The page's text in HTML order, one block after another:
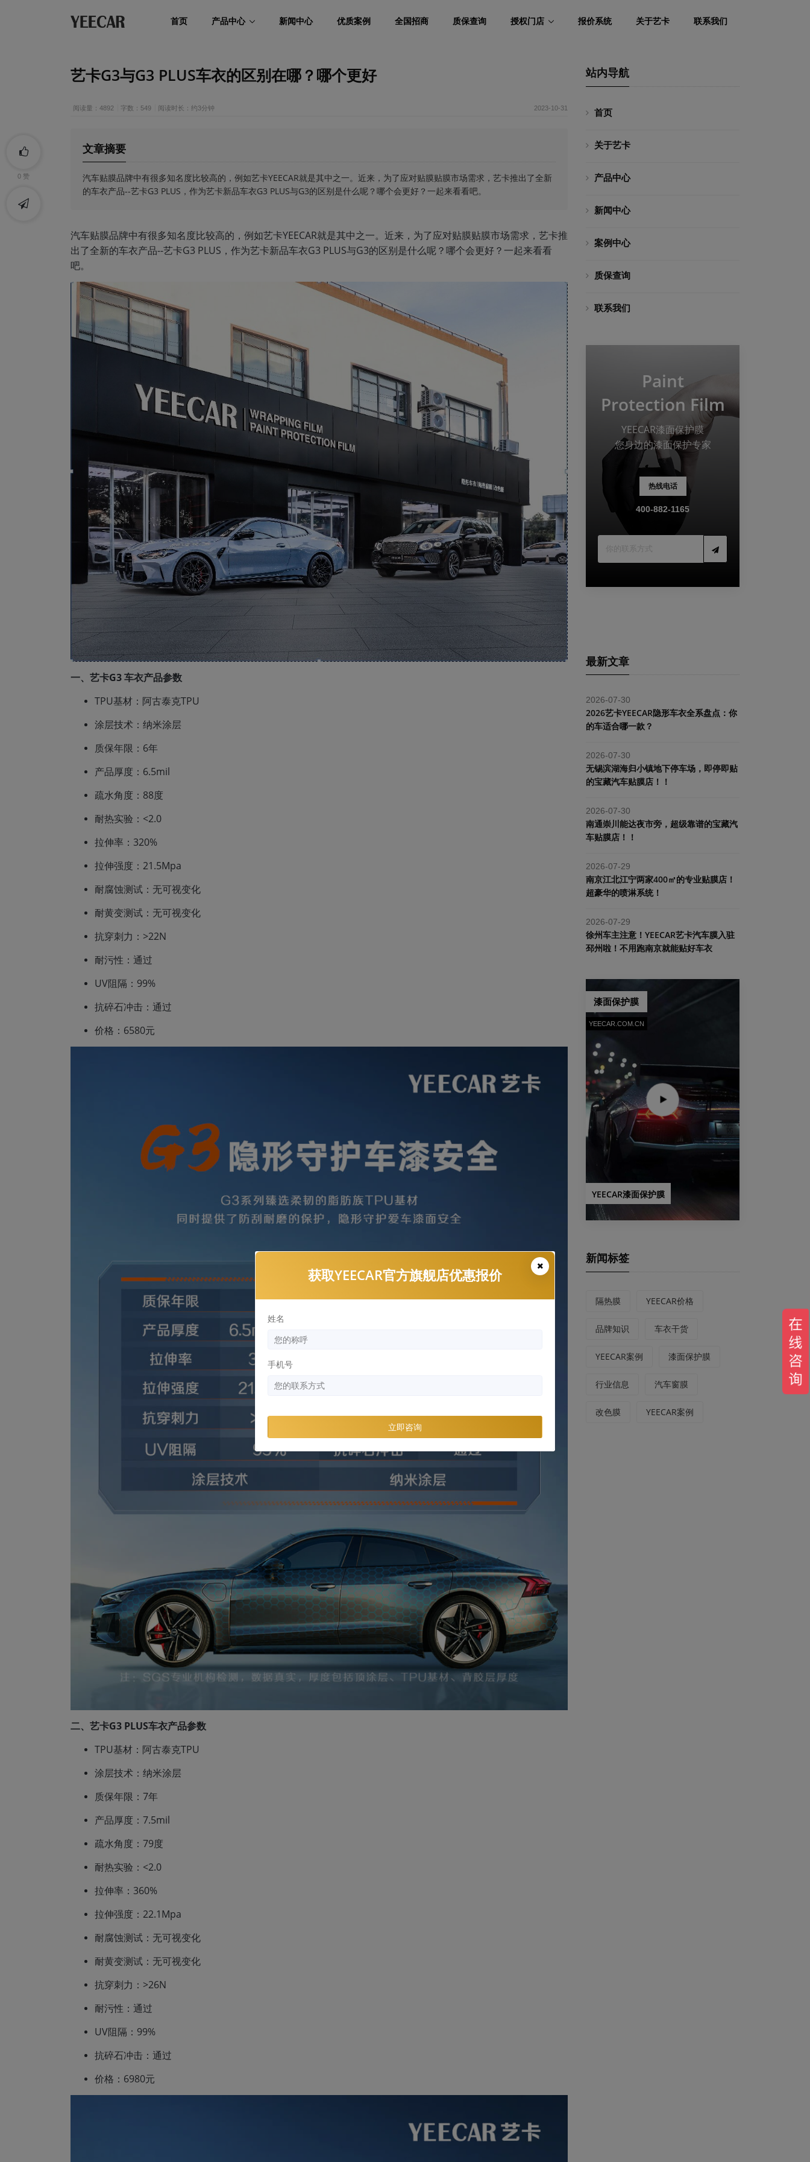
首页 产品中心 新闻中心 优质案例 全国招商 质保查询 授权门店 报价系统 关于艺卡 联系我们
艺卡G3与G3 PLUS车衣的区别在哪？哪个更好
阅读量：4892 字数：549 阅读时长：约3分钟 2023-10-31
文章摘要
汽车贴膜品牌中有很多知名度比较高的，例如艺卡YEECAR就是其中之一。近来，为了应对贴膜贴膜市场需求，艺卡推出了全新
的车衣产品--艺卡G3 PLUS，作为艺卡新品车衣G3 PLUS与G3的区别是什么呢？哪个会更好？一起来看看吧。
汽车贴膜品牌中有很多知名度比较高的，例如艺卡YEECAR就是其中之一。近来，为了应对贴膜贴膜市场需求，艺卡推
出了全新的车衣产品--艺卡G3 PLUS，作为艺卡新品车衣G3 PLUS与G3的区别是什么呢？哪个会更好？一起来看看
吧。
一、艺卡G3 车衣产品参数
TPU基材：阿古泰克TPU
涂层技术：纳米涂层
质保年限：6年
产品厚度：6.5mil
疏水角度：88度
耐热实验：<2.0
拉伸率：320%
拉伸强度：21.5Mpa
耐腐蚀测试：无可视变化
耐黄变测试：无可视变化
抗穿刺力：>22N
耐污性：通过
UV阻隔：99%
抗碎石冲击：通过
价格：6580元
二、艺卡G3 PLUS车衣产品参数
TPU基材：阿古泰克TPU
涂层技术：纳米涂层
质保年限：7年
产品厚度：7.5mil
疏水角度：79度
耐热实验：<2.0
拉伸率：360%
拉伸强度：22.1Mpa
耐腐蚀测试：无可视变化
耐黄变测试：无可视变化
抗穿刺力：>26N
耐污性：通过
UV阻隔：99%
抗碎石冲击：通过
价格：6980元
站内导航
首页
关于艺卡
产品中心
新闻中心
案例中心
质保查询
联系我们
Paint
Protection Film
YEECAR漆面保护膜
您身边的漆面保护专家
热线电话
400-882-1165
最新文章
2026-07-30
2026艺卡YEECAR隐形车衣全系盘点：你
的车适合哪一款？
2026-07-30
​无锡滨湖海归小镇地下停车场，即停即贴
的宝藏汽车贴膜店！！
2026-07-30
南通崇川能达夜市旁，超级靠谱的宝藏汽
车贴膜店！！
2026-07-29
南京江北江宁两家400㎡的专业贴膜店！
超豪华的喷淋系统！
2026-07-29
​徐州车主注意！YEECAR艺卡汽车膜入驻
邳州啦！不用跑南京就能贴好车衣
漆面保护膜
YEECAR.COM.CN
YEECAR漆面保护膜
新闻标签
隔热膜 YEECAR价格
品牌知识 车衣干货
YEECAR案例 漆面保护膜
行业信息 汽车窗膜
改色膜 YEECAR案例
0 赞
获取YEECAR官方旗舰店优惠报价
姓名
手机号
立即咨询